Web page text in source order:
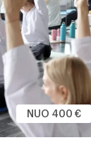
NUO 400 €